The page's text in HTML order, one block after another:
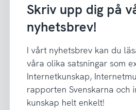
Skriv upp dig på
nyhetsbrev!
I vårt nyhetsbrev kan du
våra olika satsningar som
Internetkunskap,
rapporten Svenskarna och
kunskap helt enkelt!